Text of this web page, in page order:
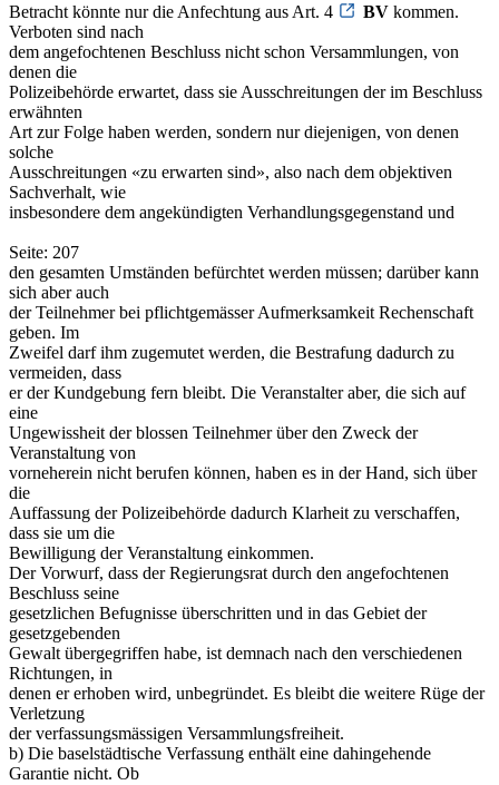
Betracht könnte nur die Anfechtung aus Art. 4
BV kommen.
Verboten sind nach
dem angefochtenen Beschluss nicht schon Versammlungen, von
denen die
Polizeibehörde erwartet, dass sie Ausschreitungen der im Beschluss
erwähnten
Art zur Folge haben werden, sondern nur diejenigen, von denen
solche
Ausschreitungen «zu erwarten sind», also nach dem objektiven
Sachverhalt, wie
insbesondere dem angekündigten Verhandlungsgegenstand und
Seite: 207
den gesamten Umständen befürchtet werden müssen; darüber kann
sich aber auch
der Teilnehmer bei pflichtgemässer Aufmerksamkeit Rechenschaft
geben. Im
Zweifel darf ihm zugemutet werden, die Bestrafung dadurch zu
vermeiden, dass
er der Kundgebung fern bleibt. Die Veranstalter aber, die sich auf
eine
Ungewissheit der blossen Teilnehmer über den Zweck der
Veranstaltung von
vorneherein nicht berufen können, haben es in der Hand, sich über
die
Auffassung der Polizeibehörde dadurch Klarheit zu verschaffen,
dass sie um die
Bewilligung der Veranstaltung einkommen.
Der Vorwurf, dass der Regierungsrat durch den angefochtenen
Beschluss seine
gesetzlichen Befugnisse überschritten und in das Gebiet der
gesetzgebenden
Gewalt übergegriffen habe, ist demnach nach den verschiedenen
Richtungen, in
denen er erhoben wird, unbegründet. Es bleibt die weitere Rüge der
Verletzung
der verfassungsmässigen Versammlungsfreiheit.
b) Die baselstädtische Verfassung enthält eine dahingehende
Garantie nicht. Ob